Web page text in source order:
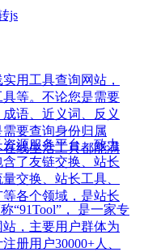
js
用工具查询网站，
等。不论您是需要
语、近义词、反义
要查询身份归属
线生活工具都能满
源服务平台，致力
了友链交换、站长
交换、站长工具、
各个领域，是站长
“91Tool”， 是一家专
，主要用户群体为
册用户30000+人、